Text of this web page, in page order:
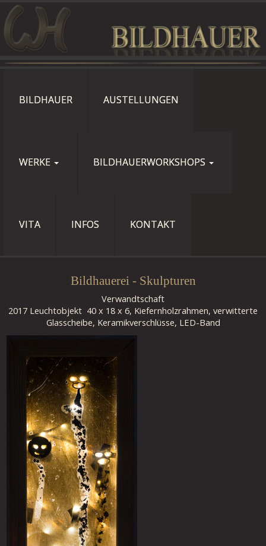
BILDHAUER AUSTELLUNGEN
WERKE BILDHAUERWORKSHOPS
VITA INFOS KONTAKT
Bildhauerei - Skulpturen
Verwandtschaft
2017 Leuchtobjekt 40 x 18 x 6, Kiefernholzrahmen, verwitterte
Glasscheibe, Keramikverschlüsse, LED-Band